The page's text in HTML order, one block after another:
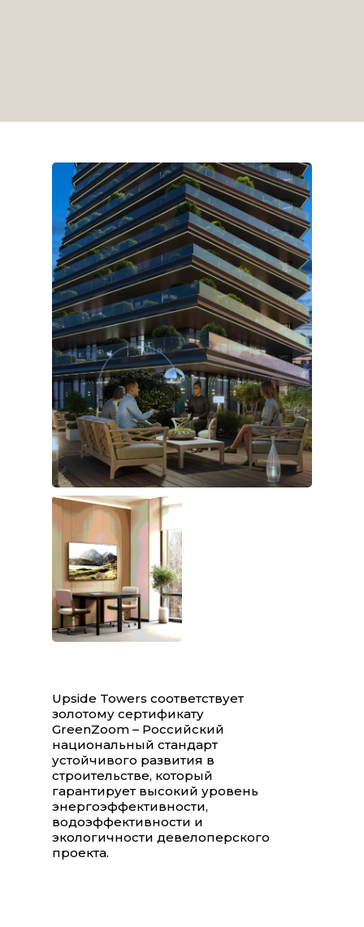
Upside Towers соответствует
золотому сертификату
GreenZoom – Российский
национальный стандарт
устойчивого развития в
строительстве, который
гарантирует высокий уровень
энергоэффективности,
водоэффективности и
экологичности девелоперского
проекта.